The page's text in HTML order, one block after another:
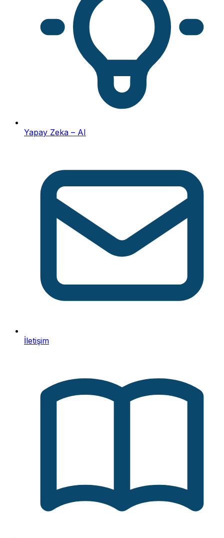
Yapay Zeka – AI
İletişim